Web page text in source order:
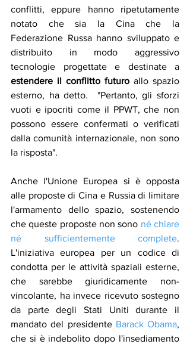
conflitti, eppure hanno ripetutamente
notato che sia la Cina che la
Federazione Russa hanno sviluppato e
distribuito in modo aggressivo
estendere il conflitto futuro allo spazio
esterno, ha detto.  "Pertanto, gli sforzi
vuoti e ipocriti come il PPWT, che non
possono essere confermati o verificati
dalla comunità internazionale, non sono
la risposta".
Anche l'Unione Europea si è opposta
alle proposte di Cina e Russia di limitare
l'armamento dello spazio, sostenendo
che queste proposte non sono né chiare
né sufficientemente complete.
L'iniziativa europea per un codice di
condotta per le attività spaziali esterne,
che sarebbe giuridicamente non-
vincolante, ha invece ricevuto sostegno
da parte degli Stati Uniti durante il
mandato del presidente Barack Obama,
che si è indebolito dopo l'insediamento